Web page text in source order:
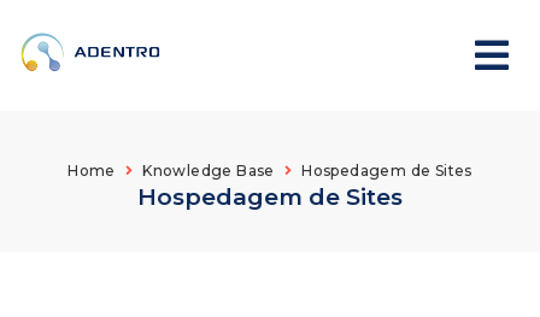
Home Knowledge Base Hospedagem de Sites
Hospedagem de Sites